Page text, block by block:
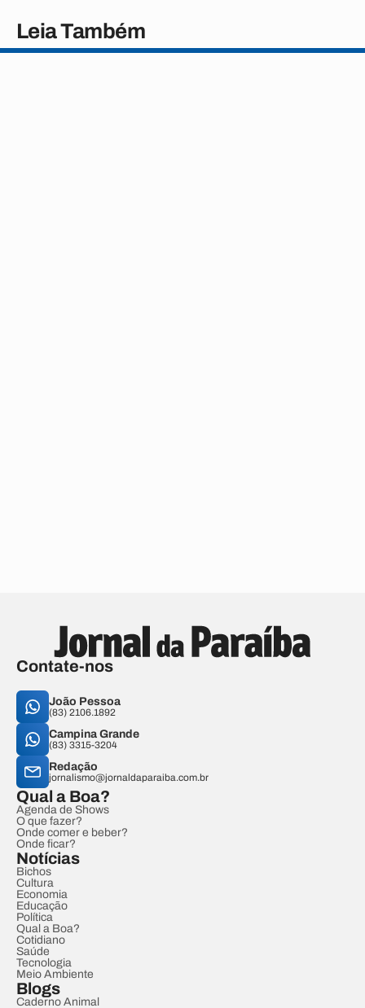
Leia Também
Contate-nos
João Pessoa
(83) 2106.1892
Campina Grande
(83) 3315-3204
Redação
jornalismo@jornaldaparaiba.com.br
Qual a Boa?
Agenda de Shows
O que fazer?
Onde comer e beber?
Onde ficar?
Notícias
Bichos
Cultura
Economia
Educação
Política
Qual a Boa?
Cotidiano
Saúde
Tecnologia
Meio Ambiente
Blogs
Caderno Animal